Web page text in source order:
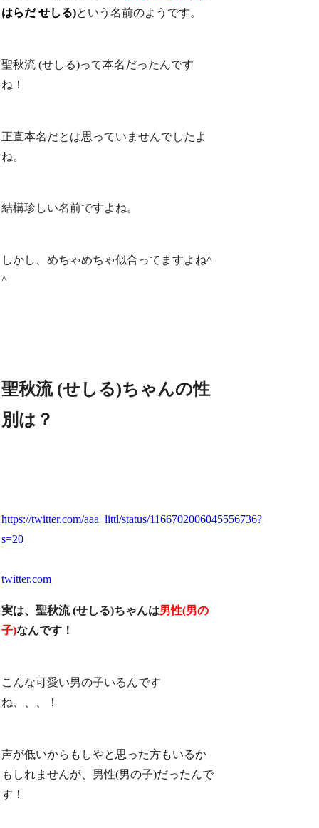
はらだ せしる)という名前のようです。
聖秋流 (せしる)って本名だったんです
ね！
正直本名だとは思っていませんでしたよ
ね。
結構珍しい名前ですよね。
しかし、めちゃめちゃ似合ってますよね^
^
聖秋流 (せしる)ちゃんの性
別は？
https://twitter.com/aaa_littl/status/1166702006045556736?
s=20
twitter.com
実は、聖秋流 (せしる)ちゃんは男性(男の
子)なんです！
こんな可愛い男の子いるんです
ね、、、！
声が低いからもしやと思った方もいるか
もしれませんが、男性(男の子)だったんで
す！